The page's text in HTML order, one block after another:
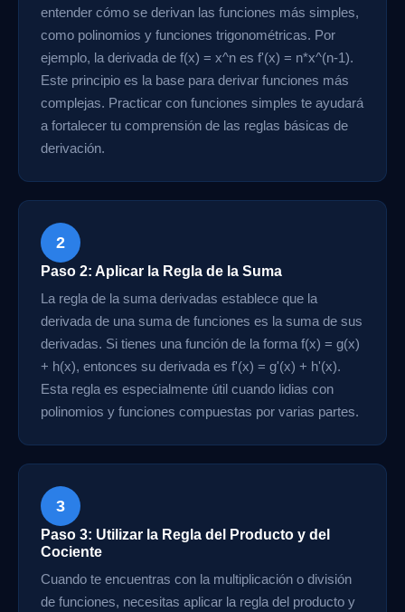
entender cómo se derivan las funciones más simples,
como polinomios y funciones trigonométricas. Por
ejemplo, la derivada de f(x) = x^n es f'(x) = n*x^(n-1).
Este principio es la base para derivar funciones más
complejas. Practicar con funciones simples te ayudará
a fortalecer tu comprensión de las reglas básicas de
derivación.
2
Paso 2: Aplicar la Regla de la Suma
La regla de la suma derivadas establece que la
derivada de una suma de funciones es la suma de sus
derivadas. Si tienes una función de la forma f(x) = g(x)
+ h(x), entonces su derivada es f'(x) = g'(x) + h'(x).
Esta regla es especialmente útil cuando lidias con
polinomios y funciones compuestas por varias partes.
3
Paso 3: Utilizar la Regla del Producto y del
Cociente
Cuando te encuentras con la multiplicación o división
de funciones, necesitas aplicar la regla del producto y